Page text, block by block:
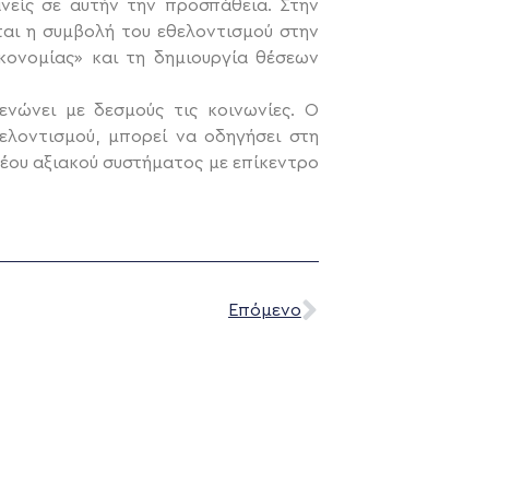
σε αυτήν την προσπάθεια. Στην
η συμβολή του εθελοντισμού στην
και τη δημιουργία θέσεων
με δεσμούς τις κοινωνίες. Ο
μπορεί να οδηγήσει στη
αξιακού συστήματος με επίκεντρο
Επόμενο